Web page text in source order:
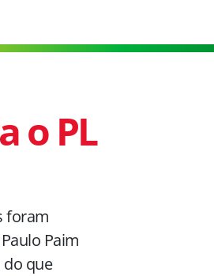
o PL
foram
Paim
do que